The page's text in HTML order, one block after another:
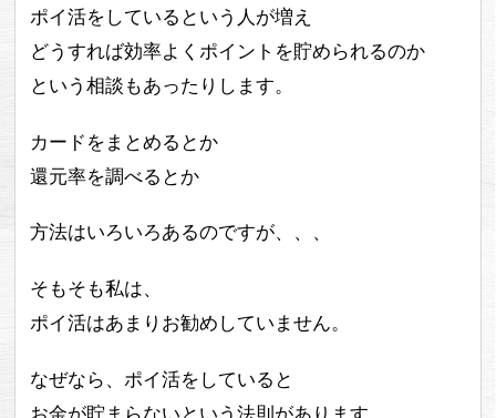
ポイ活をしているという人が増え
どうすれば効率よくポイントを貯められるのか
という相談もあったりします。
カードをまとめるとか
還元率を調べるとか
方法はいろいろあるのですが、、、
そもそも私は、
ポイ活はあまりお勧めしていません。
なぜなら、ポイ活をしていると
お金が貯まらないという法則があります。